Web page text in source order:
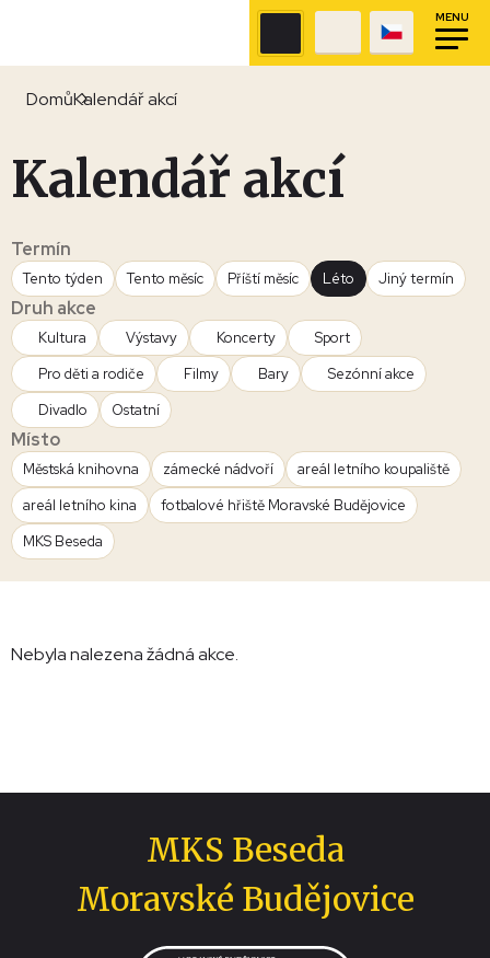
MENU
DomůKalendář akcí
Kalendář akcí
Termín
Tento týden Tento měsíc Příští měsíc Léto Jiný termín
Druh akce
Kultura Výstavy Koncerty
Sport
Pro děti a rodiče
Filmy Bary
Sezónní akce
Divadlo
Ostatní
Místo
Městská knihovna zámecké nádvoří
areál letního koupaliště
areál letního kina
fotbalové hřiště Moravské Budějovice
MKS Beseda
Nebyla nalezena žádná akce.
MKS Beseda
Moravské Budějovice